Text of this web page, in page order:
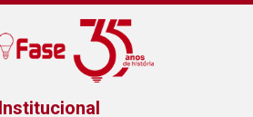
Institucional